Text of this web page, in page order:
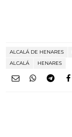
ALCALÁ DE HENARES
ALCALÁ
HENARES